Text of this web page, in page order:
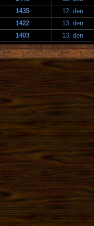
1435
12. den
1422
13. den
1403 13. den